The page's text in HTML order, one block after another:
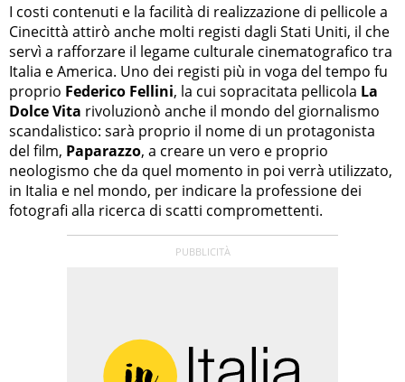
I costi contenuti e la facilità di realizzazione di pellicole a
Cinecittà attirò anche molti registi dagli Stati Uniti, il che
servì a rafforzare il legame culturale cinematografico tra
Italia e America. Uno dei registi più in voga del tempo fu
proprio Federico Fellini, la cui sopracitata pellicola La
Dolce Vita rivoluzionò anche il mondo del giornalismo
scandalistico: sarà proprio il nome di un protagonista
del film, Paparazzo, a creare un vero e proprio
neologismo che da quel momento in poi verrà utilizzato,
in Italia e nel mondo, per indicare la professione dei
fotografi alla ricerca di scatti compromettenti.